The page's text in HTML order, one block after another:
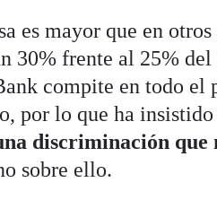
es mayor que en otros
30% frente al 25% del
compite en todo el
por lo que ha insistido
discriminación que
sobre ello.